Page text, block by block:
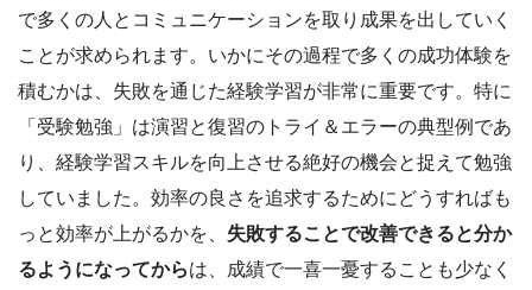
で多くの人とコミュニケーションを取り成果を出していく
ことが求められます。いかにその過程で多くの成功体験を
積むかは、失敗を通じた経験学習が非常に重要です。特に
「受験勉強」は演習と復習のトライ＆エラーの典型例であ
り、経験学習スキルを向上させる絶好の機会と捉えて勉強
していました。効率の良さを追求するためにどうすればも
っと効率が上がるかを、 失敗することで改善できると分か
るようになってからは、成績で一喜一憂することも少なく